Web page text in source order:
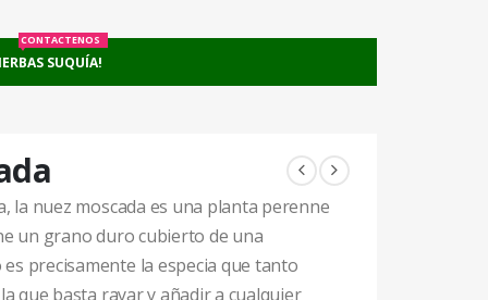
SUQUÍA!
CONTACTENOS
la nuez moscada es una planta perenne
un grano duro cubierto de una
precisamente la especia que tanto
que basta rayar y añadir a cualquier